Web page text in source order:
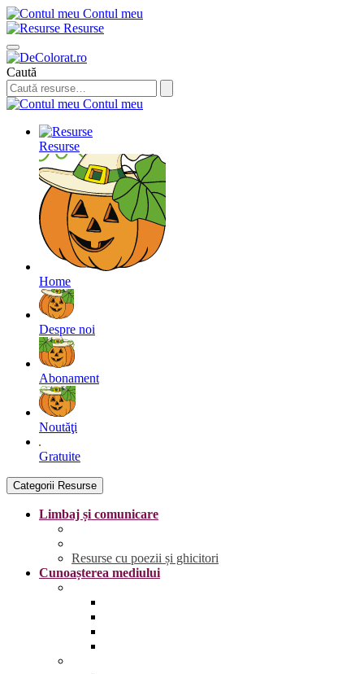
Contul meu
Resurse
Caută
Contul meu
Resurse
Home
Despre noi
Abonament
Noutăţi
Gratuite
Categorii Resurse
Limbaj și comunicare
Resurse cu poezii și ghicitori
Cunoașterea mediului